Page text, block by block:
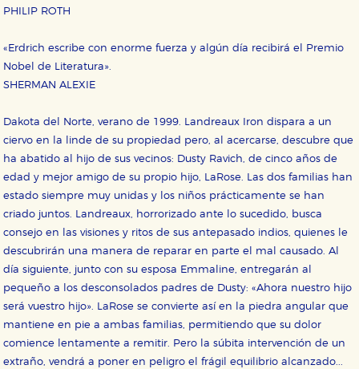
PHILIP ROTH
«Erdrich escribe con enorme fuerza y algún día recibirá el Premio
Nobel de Literatura».
SHERMAN ALEXIE
Dakota del Norte, verano de 1999. Landreaux Iron dispara a un
ciervo en la linde de su propiedad pero, al acercarse, descubre que
ha abatido al hijo de sus vecinos: Dusty Ravich, de cinco años de
edad y mejor amigo de su propio hijo, LaRose. Las dos familias han
estado siempre muy unidas y los niños prácticamente se han
criado juntos. Landreaux, horrorizado ante lo sucedido, busca
consejo en las visiones y ritos de sus antepasado indios, quienes le
descubrirán una manera de reparar en parte el mal causado. Al
día siguiente, junto con su esposa Emmaline, entregarán al
pequeño a los desconsolados padres de Dusty: «Ahora nuestro hijo
será vuestro hijo». LaRose se convierte así en la piedra angular que
mantiene en pie a ambas familias, permitiendo que su dolor
comience lentamente a remitir. Pero la súbita intervención de un
extraño, vendrá a poner en peligro el frágil equilibrio alcanzado...